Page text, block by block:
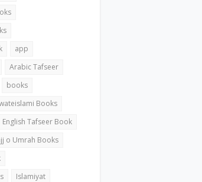
app
Arabic Tafseer
books
Books
English Tafseer Book
o Umrah Books
Islamiyat